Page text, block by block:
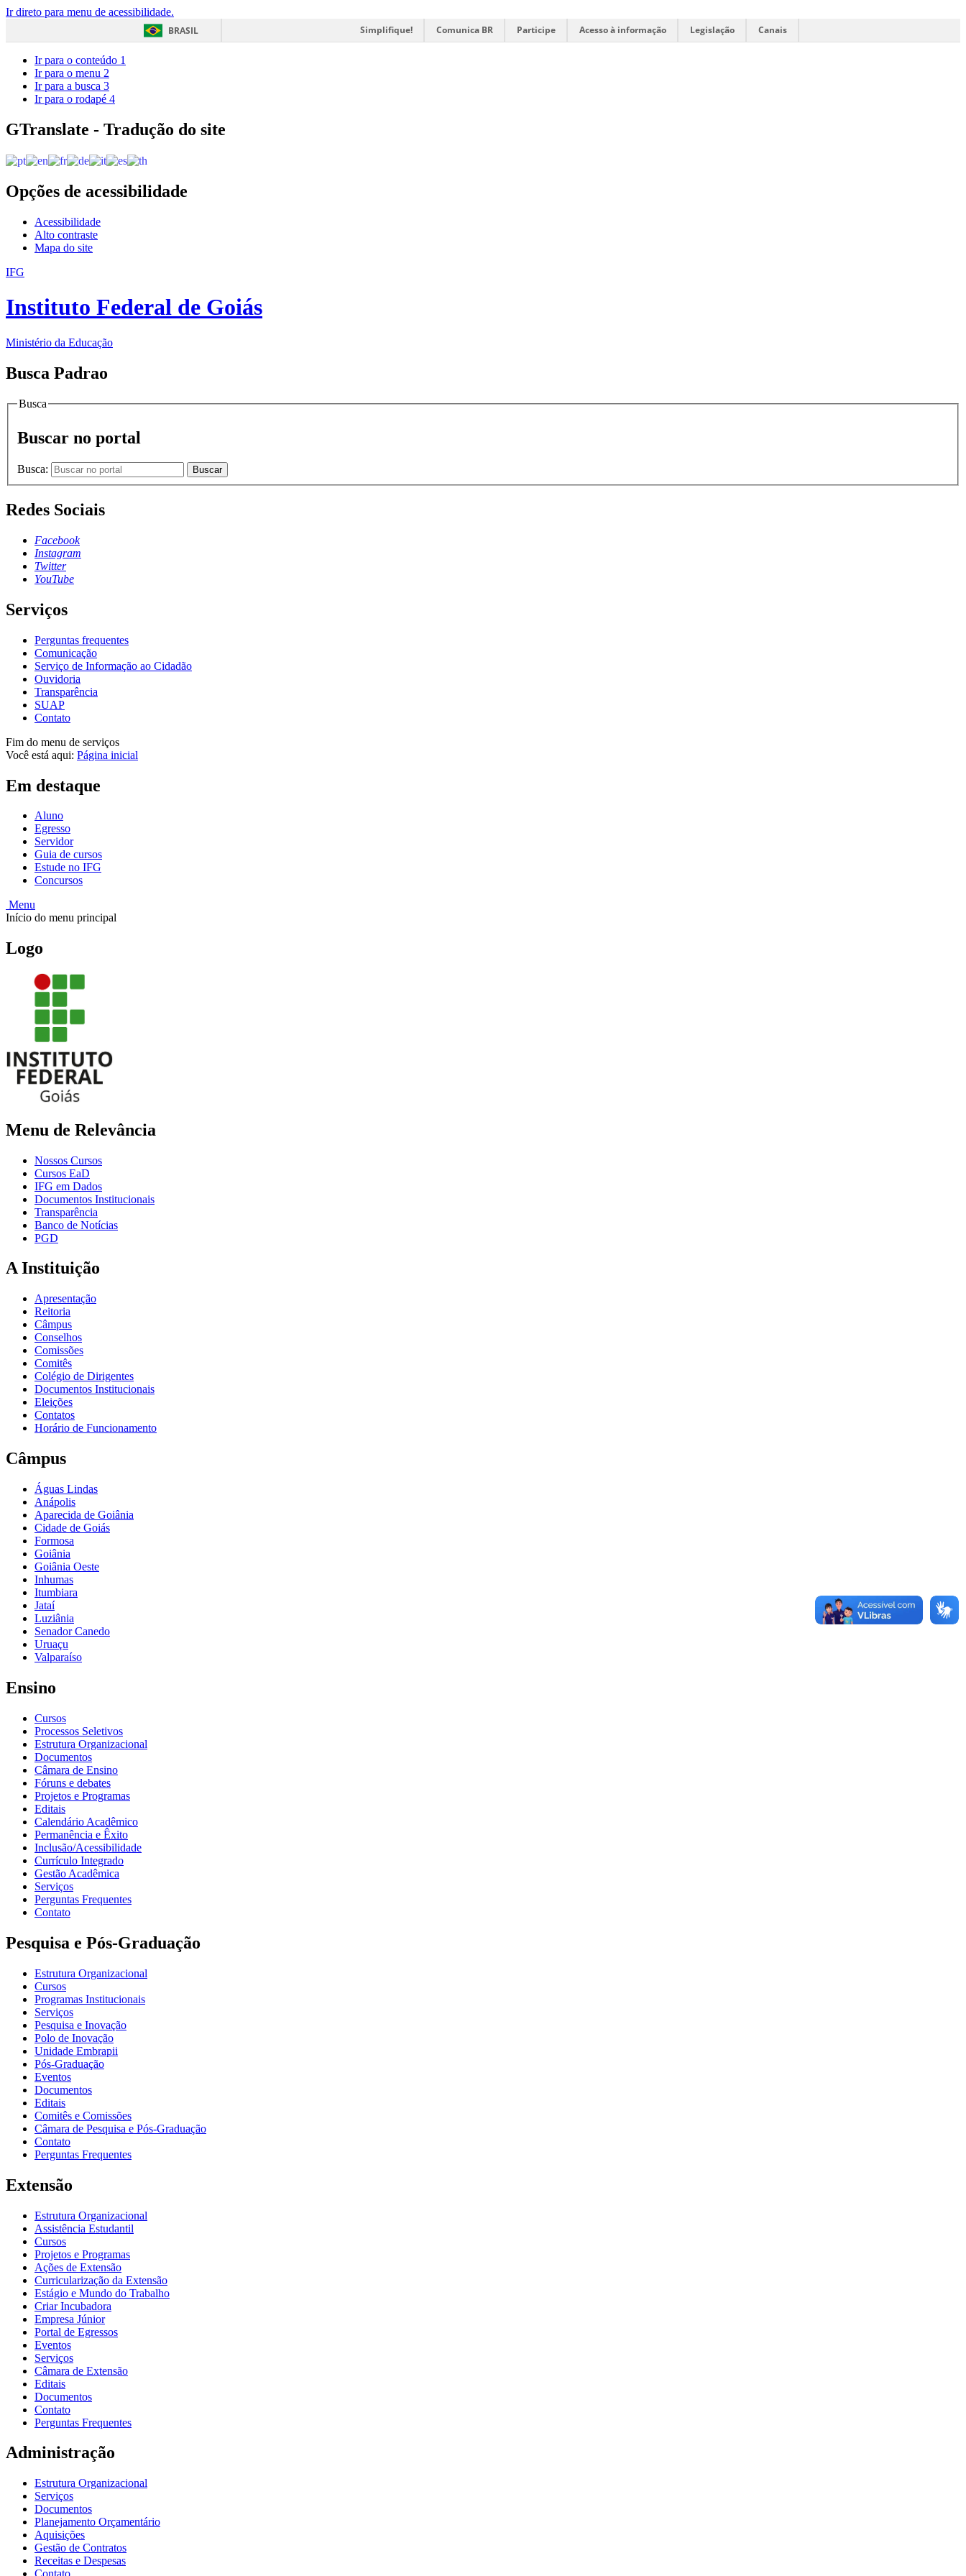
Ir direto para menu de acessibilidade.
BRASIL
Simplifique! Comunica BR Participe Acesso à informação Legislação Canais
Ir para o conteúdo 1
Ir para o menu 2
Ir para a busca 3
Ir para o rodapé 4
GTranslate - Tradução do site
Opções de acessibilidade
Acessibilidade
Alto contraste
Mapa do site
IFG
Instituto Federal de Goiás
Ministério da Educação
Busca Padrao
Busca
Buscar no portal
Busca: Buscar
Redes Sociais
Facebook
Instagram
Twitter
YouTube
Serviços
Perguntas frequentes
Comunicação
Serviço de Informação ao Cidadão
Ouvidoria
Transparência
SUAP
Contato
Fim do menu de serviços
Você está aqui: Página inicial
Em destaque
Aluno
Egresso
Servidor
Guia de cursos
Estude no IFG
Concursos
Menu
Início do menu principal
Logo
Menu de Relevância
Nossos Cursos
Cursos EaD
IFG em Dados
Documentos Institucionais
Transparência
Banco de Notícias
PGD
A Instituição
Apresentação
Reitoria
Câmpus
Conselhos
Comissões
Comitês
Colégio de Dirigentes
Documentos Institucionais
Eleições
Contatos
Horário de Funcionamento
Câmpus
Águas Lindas
Anápolis
Aparecida de Goiânia
Cidade de Goiás
Formosa
Goiânia
Goiânia Oeste
Inhumas
Itumbiara
Jataí
Luziânia
Senador Canedo
Uruaçu
Valparaíso
Ensino
Cursos
Processos Seletivos
Estrutura Organizacional
Documentos
Câmara de Ensino
Fóruns e debates
Projetos e Programas
Editais
Calendário Acadêmico
Permanência e Êxito
Inclusão/Acessibilidade
Currículo Integrado
Gestão Acadêmica
Serviços
Perguntas Frequentes
Contato
Pesquisa e Pós-Graduação
Estrutura Organizacional
Cursos
Programas Institucionais
Serviços
Pesquisa e Inovação
Polo de Inovação
Unidade Embrapii
Pós-Graduação
Eventos
Documentos
Editais
Comitês e Comissões
Câmara de Pesquisa e Pós-Graduação
Contato
Perguntas Frequentes
Extensão
Estrutura Organizacional
Assistência Estudantil
Cursos
Projetos e Programas
Ações de Extensão
Curricularização da Extensão
Estágio e Mundo do Trabalho
Criar Incubadora
Empresa Júnior
Portal de Egressos
Eventos
Serviços
Câmara de Extensão
Editais
Documentos
Contato
Perguntas Frequentes
Administração
Estrutura Organizacional
Serviços
Documentos
Planejamento Orçamentário
Aquisições
Gestão de Contratos
Receitas e Despesas